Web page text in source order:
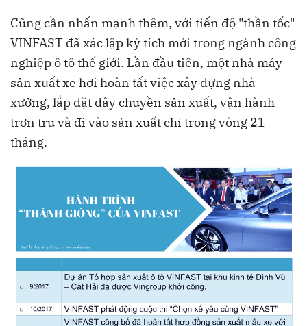
Cũng cần nhấn mạnh thêm, với tiến độ "thần tốc"
VINFAST đã xác lập kỳ tích mới trong ngành công
nghiệp ô tô thế giới. Lần đầu tiên, một nhà máy
sản xuất xe hơi hoàn tất việc xây dựng nhà
xưởng, lắp đặt dây chuyền sản xuất, vận hành
trơn tru và đi vào sản xuất chỉ trong vòng 21
tháng.